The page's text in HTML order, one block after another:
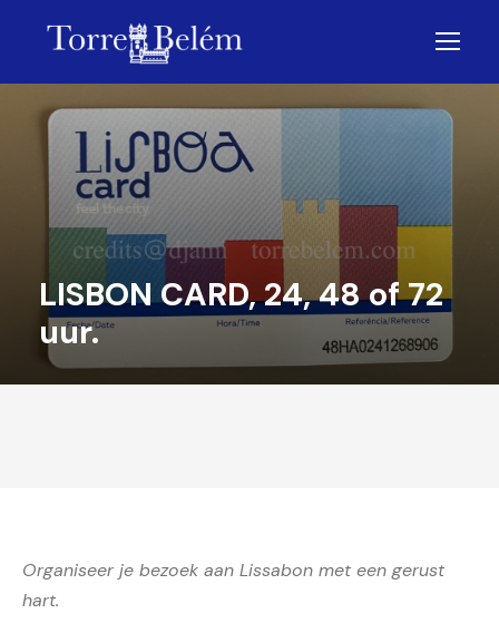
LISBON CARD, 24, 48 of 72
uur.
Organiseer je bezoek aan Lissabon met een gerust
hart.